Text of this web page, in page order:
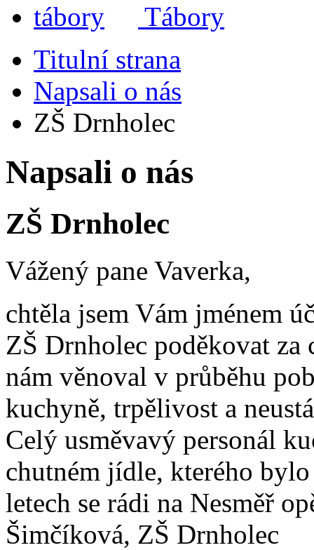
Tábory
Titulní strana
Napsali o nás
ZŠ Drnholec
Napsali o nás
ZŠ Drnholec
Vážený pane Vaverka,
chtěla jsem Vám jménem
ZŠ Drnholec poděkovat za
nám věnoval v průběhu
kuchyně, trpělivost a
Celý usměvavý personál
chutném jídle, kterého
letech se rádi na Nesměř
Šimčíková, ZŠ Drnholec